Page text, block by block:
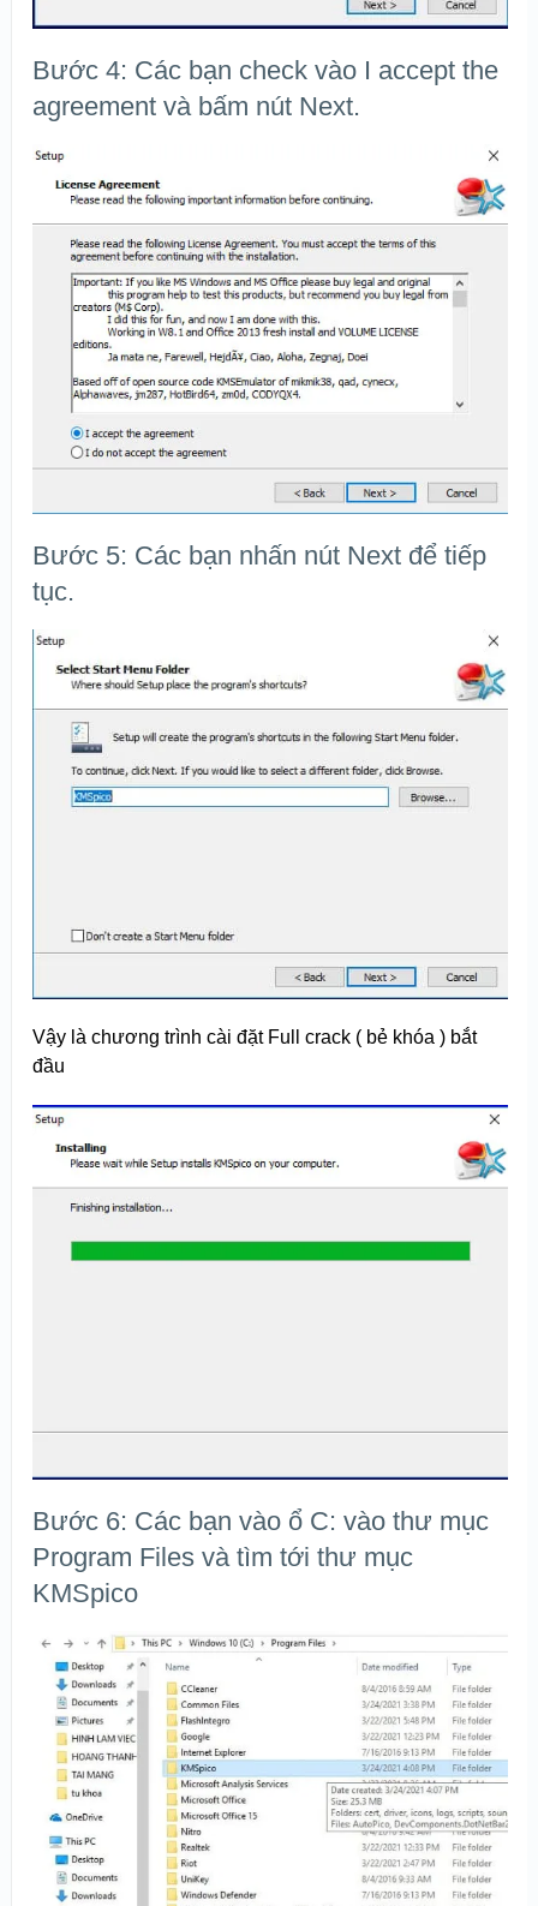
Bước 4: Các bạn check vào I accept the
agreement và bấm nút Next.
Bước 5: Các bạn nhấn nút Next để tiếp
tục.
Vậy là chương trình cài đặt Full crack ( bẻ khóa ) bắt
đầu
Bước 6: Các bạn vào ổ C: vào thư mục
Program Files và tìm tới thư mục
KMSpico